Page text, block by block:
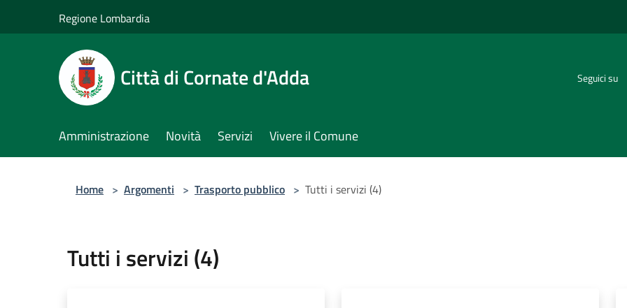
Regione Lombardia
Città di Cornate d'Adda Seguici su
Amministrazione Novità Servizi Vivere il Comune
Home > Argomenti > Trasporto pubblico > Tutti i servizi (4)
Tutti i servizi (4)